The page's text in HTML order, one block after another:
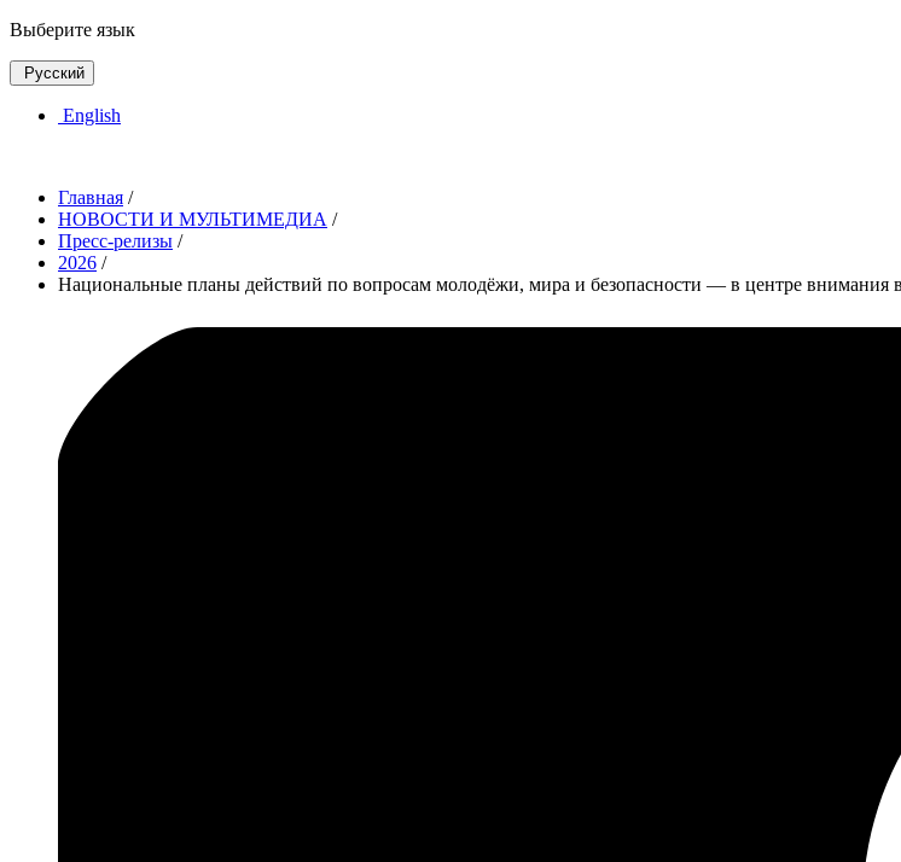
Выберите язык
Русский
English
Главная /
НОВОСТИ И МУЛЬТИМЕДИА /
Пресс-релизы /
2026 /
Национальные планы действий по вопросам молодёжи, мира и безопасности — в центре внимания